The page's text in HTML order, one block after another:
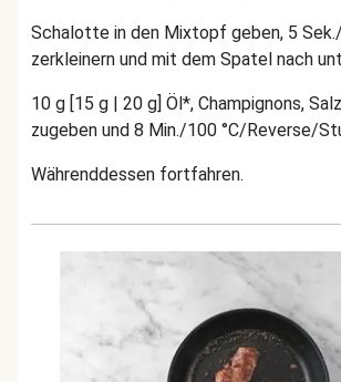
Schalotte in den Mixtopf geben, 5
zerkleinern und mit dem Spatel nach
10 g [15 g | 20 g] Öl*, Champignons,
zugeben und 8 Min./100 °C/Reverse/
Währenddessen fortfahren.